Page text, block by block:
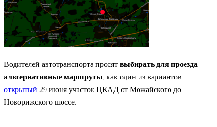
Водителей автотранспорта просят выбирать для проезда
альтернативные маршруты, как один из вариантов —
открытый 29 июня участок ЦКАД от Можайского до
Новорижского шоссе.